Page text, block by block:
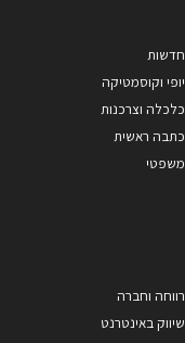
חדשות
יופי וקוסמטיקה
כלכלה וצרכנות
כתבה ראשית
משפטי
רווחה וחברה
שיווק באינטרנט